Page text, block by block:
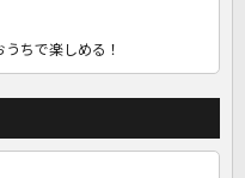
ちで楽しめる！